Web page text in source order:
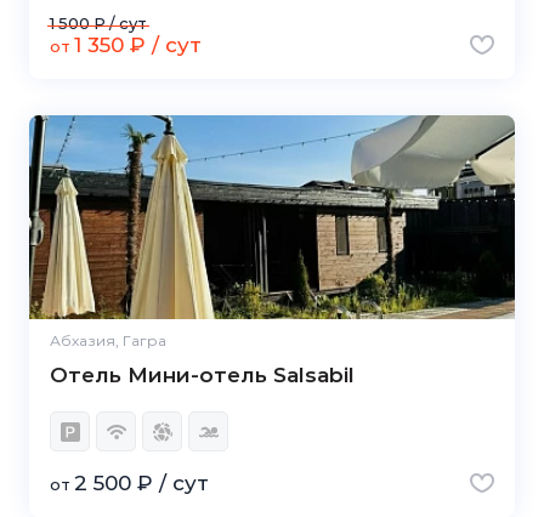
1 500 ₽ / сут
от 1 350 ₽ / сут
Абхазия, Гагра
Отель Мини-отель Salsabil
от 2 500 ₽ / сут